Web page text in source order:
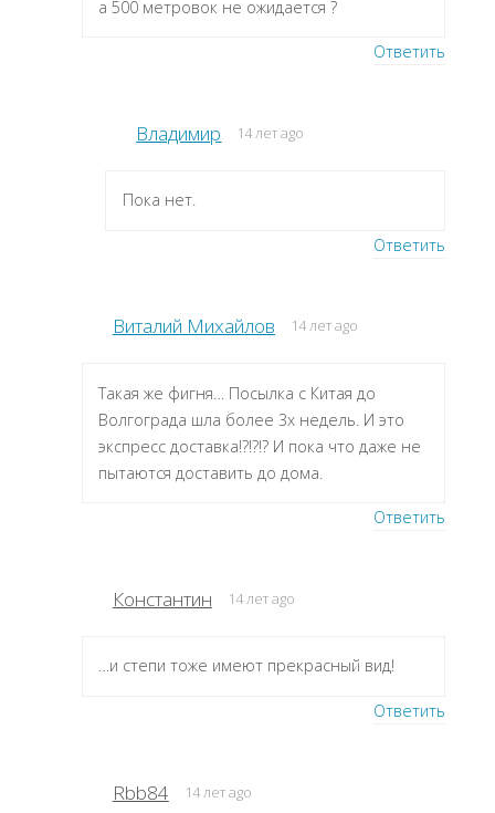
а 500 метровок не ожидается ?
Ответить
Владимир 14 лет ago
Пока нет.
Ответить
Виталий Михайлов 14 лет ago
Такая же фигня… Посылка с Китая до
Волгограда шла более 3х недель. И это
экспресс доставка!?!?!? И пока что даже не
пытаются доставить до дома.
Ответить
Константин 14 лет ago
…и степи тоже имеют прекрасный вид!
Ответить
Rbb84 14 лет ago